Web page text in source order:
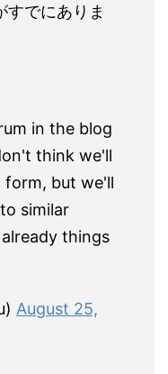
すでにありま
in the blog
think we'll
form, but we'll
similar
things
August 25,